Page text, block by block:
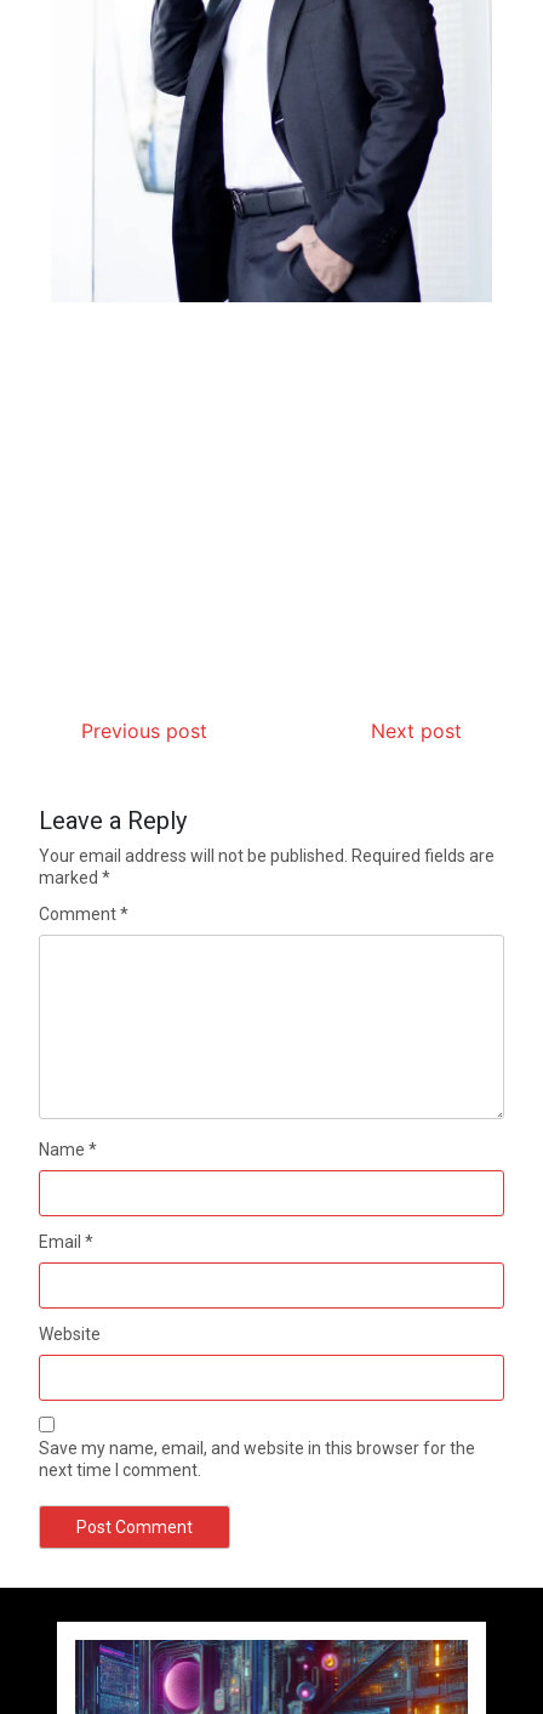
Previous post Next post
Leave a Reply
Your email address will not be published. Required fields are
marked*
Comment*
Name*
Email*
Website
Save my name, email, and website in this browser for the
next time I comment.